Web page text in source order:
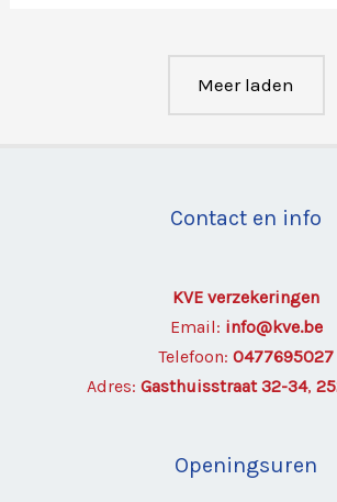
Meer laden
Contact en info
KVE verzekeringen
Email: info@kve.be
Telefoon: 0477695027
Adres: Gasthuisstraat 32-34,
Openingsuren